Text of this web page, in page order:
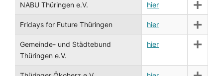
NABU Thüringen e.V. hier
Fridays for Future Thüringen hier
Gemeinde- und Städtebund
Thüringen e.V.
hier